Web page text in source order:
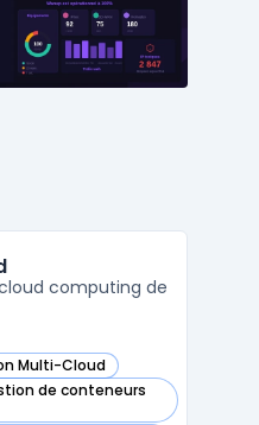
computing de
Multi-Cloud
cette catégorie
de conteneurs
cette catégorie